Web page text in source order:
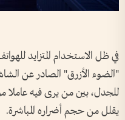
في ظل الاستخدام المتزايد
"الضوء الأزرق" الصادر عن
للجدل، بين من يرى فيه عاملا
يقلل من حجم أضراره المباشرة.